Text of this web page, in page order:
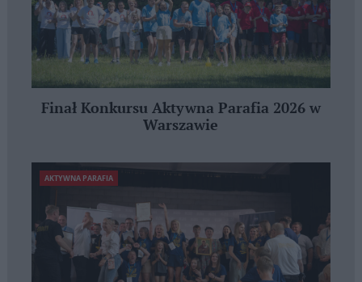
Finał Konkursu Aktywna Parafia 2026 w
Warszawie
AKTYWNA PARAFIA